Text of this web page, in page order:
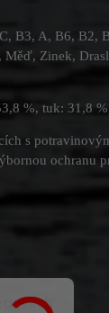
B3, A, B6, B2,
Zinek,
%, tuk: 31,8
s
ochranu